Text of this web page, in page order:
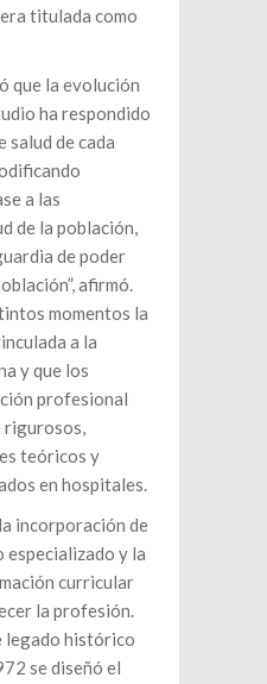
titulada como
que la evolución
ha respondido
salud de cada
a las
de la población,
de poder
afirmó.
momentos la
a la
y que los
profesional
rigurosos,
teóricos y
en hospitales.
incorporación de
especializado y la
curricular
la profesión.
legado histórico
se diseñó el